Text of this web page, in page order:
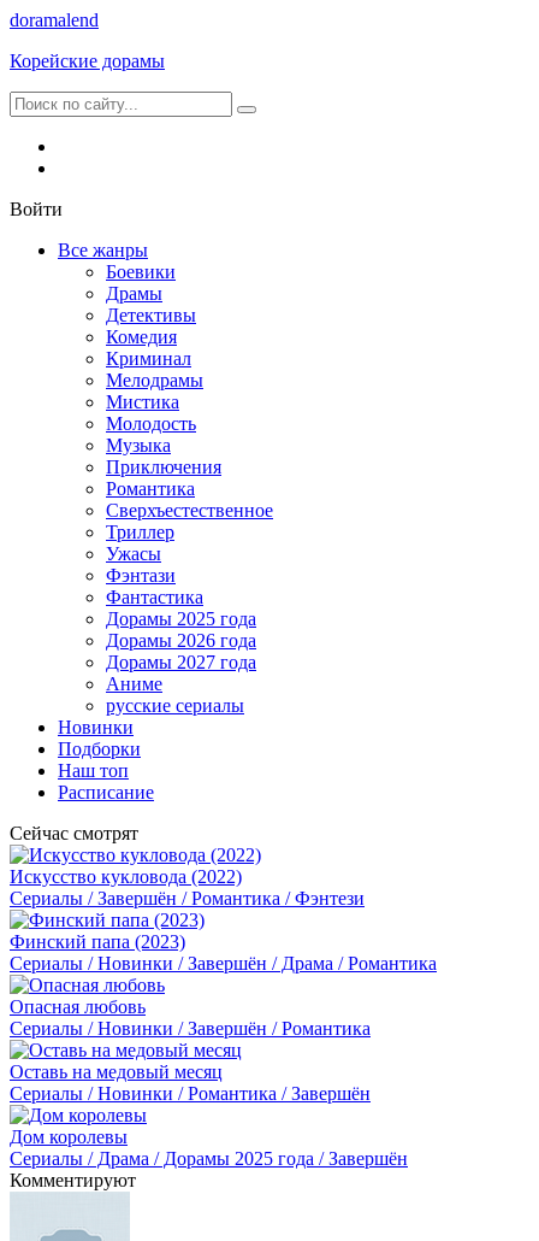
doramalend
Корейские дорамы
Войти
Все жанры
Боевики
Драмы
Детективы
Комедия
Криминал
Мелодрамы
Мистика
Молодость
Музыка
Приключения
Романтика
Сверхъестественное
Триллер
Ужасы
Фэнтази
Фантастика
Дорамы 2025 года
Дорамы 2026 года
Дорамы 2027 года
Аниме
русские сериалы
Новинки
Подборки
Наш топ
Расписание
Сейчас смотрят
Искусство кукловода (2022)
Сериалы / Завершён / Романтика / Фэнтези
Финский папа (2023)
Сериалы / Новинки / Завершён / Драма / Романтика
Опасная любовь
Сериалы / Новинки / Завершён / Романтика
Оставь на медовый месяц
Сериалы / Новинки / Романтика / Завершён
Дом королевы
Сериалы / Драма / Дорамы 2025 года / Завершён
Комментируют